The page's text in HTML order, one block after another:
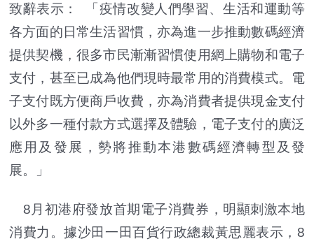
致辭表示： 「疫情改變人們學習、生活和運動等
各方面的日常生活習慣，亦為進一步推動數碼經濟
提供契機，很多市民漸漸習慣使用網上購物和電子
支付，甚至已成為他們現時最常用的消費模式。電
子支付既方便商戶收費，亦為消費者提供現金支付
以外多一種付款方式選擇及體驗，電子支付的廣泛
應用及發展，勢將推動本港數碼經濟轉型及發
展。」
8月初港府發放首期電子消費券，明顯刺激本地
消費力。據沙田一田百貨行政總裁黃思麗表示，8